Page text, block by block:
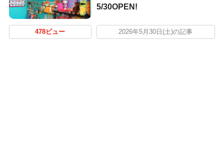
5/30OPEN!
478ビュー 2026年5月30日(土)の記事